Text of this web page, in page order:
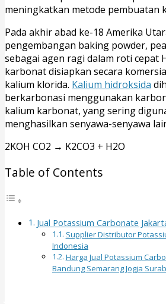
meningkatkan metode pembuatan
Pada akhir abad ke-18 Amerika
pengembangan baking powder,
sebagai agen ragi dalam roti cepat
karbonat disiapkan secara
kalium klorida. Kalium hidroksida
berkarbonasi menggunakan
kalium karbonat, yang sering
menghasilkan senyawa-senyawa
2KOH CO2 → K2CO3 + H2O
Table of Contents
Jual Potassium Carbonate
Supplier Distributor
Indonesia
Harga Jual Potassium
Bandung Semarang Jogja